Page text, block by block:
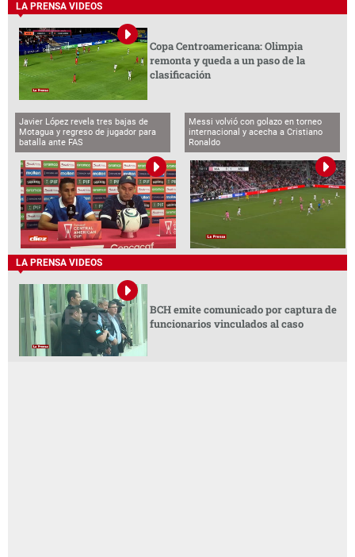
LA PRENSA VIDEOS
Copa Centroamericana: Olimpia
remonta y queda a un paso de la
clasificación
Javier López revela tres bajas de
Motagua y regreso de jugador para
batalla ante FAS
Messi volvió con golazo en torneo
internacional y acecha a Cristiano
Ronaldo
LA PRENSA VIDEOS
BCH emite comunicado por captura de
funcionarios vinculados al caso